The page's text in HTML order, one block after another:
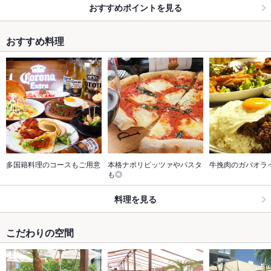
おすすめポイントを見る
おすすめ料理
多国籍料理のコースもご用意
本格ナポリピッツァやパスタ
も◎
牛挽肉のガパオラ
料理を見る
こだわりの空間